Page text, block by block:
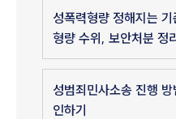
성폭력형량 정해지는
형량 수위, 보안처분 정
성범죄민사소송 진행
인하기